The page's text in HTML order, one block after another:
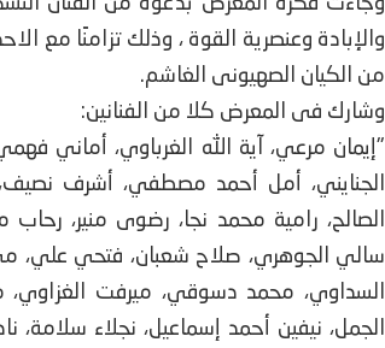
والإبادة وعنصرية القوة ، وذلك تزامنًا مع
من الكيان الصهيونى الغاشم.
وشارك فى المعرض كلا من الفنانين:
"إيمان مرعي، آية الله الغرباوي، أماني
الجنايني، أمل أحمد مصطفي، أشرف نصيف،
الصالح، رامية محمد نجا، رضوى منير،
سالي الجوهري، صلاح شعبان، فتحي علي،
السداوي، محمد دسوقي، ميرفت الغزاوي،
الجمل، نيفين أحمد إسماعيل، نجلاء سلامة،